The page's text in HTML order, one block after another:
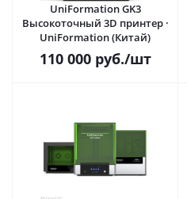
UniFormation GK3
Высокоточный 3D принтер ·
UniFormation (Китай)
110 000руб./шт